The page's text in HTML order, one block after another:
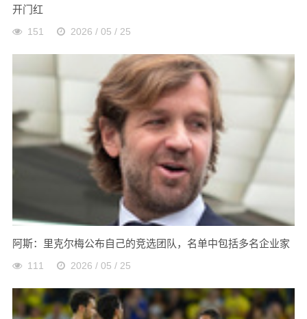
开门红
151 2026 / 05 / 25
阿斯：里克尔梅公布自己的竞选团队，名单中包括多名企业家
111 2026 / 05 / 25